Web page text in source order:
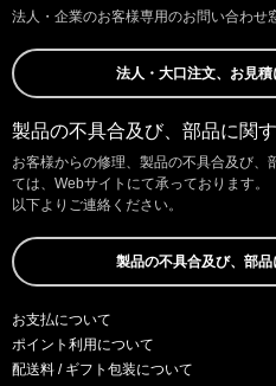
法人・企業のお客様専用のお問い合わせ
法人・大口注文、お見
製品の不具合及び、部品に関
お客様からの修理、製品の不具合及び、
ては、Webサイトにて承っております。
以下よりご連絡ください。
製品の不具合及び、部
お支払について
ポイント利用について
配送料 / ギフト包装について